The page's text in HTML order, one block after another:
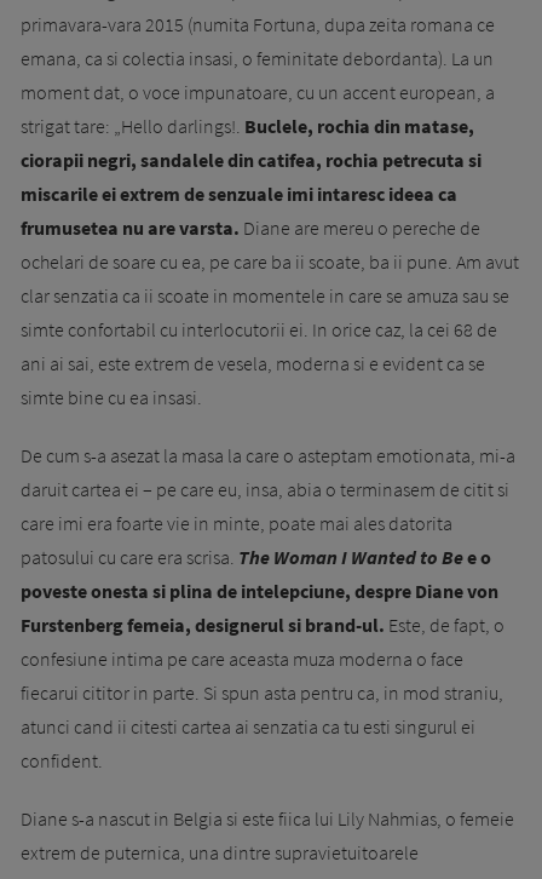
primavara-vara 2015 (numita Fortuna, dupa zeita romana ce
emana, ca si colectia insasi, o feminitate debordanta). La un
moment dat, o voce impunatoare, cu un accent european, a
strigat tare: „Hello darlings!. Buclele, rochia din matase,
ciorapii negri, sandalele din catifea, rochia petrecuta si
miscarile ei extrem de senzuale imi intaresc ideea ca
frumusetea nu are varsta. Diane are mereu o pereche de
ochelari de soare cu ea, pe care ba ii scoate, ba ii pune. Am avut
clar senzatia ca ii scoate in momentele in care se amuza sau se
simte confortabil cu interlocutorii ei. In orice caz, la cei 68 de
ani ai sai, este extrem de vesela, moderna si e evident ca se
simte bine cu ea insasi.
De cum s-a asezat la masa la care o asteptam emotionata, mi-a
daruit cartea ei – pe care eu, insa, abia o terminasem de citit si
care imi era foarte vie in minte, poate mai ales datorita
patosului cu care era scrisa. The Woman I Wanted to Bee o
poveste onesta si plina de intelepciune, despre Diane von
Furstenberg femeia, designerul si brand-ul. Este, de fapt, o
confesiune intima pe care aceasta muza moderna o face
fiecarui cititor in parte. Si spun asta pentru ca, in mod straniu,
atunci cand ii citesti cartea ai senzatia ca tu esti singurul ei
confident.
Diane s-a nascut in Belgia si este fiica lui Lily Nahmias, o femeie
extrem de puternica, una dintre supravietuitoarele